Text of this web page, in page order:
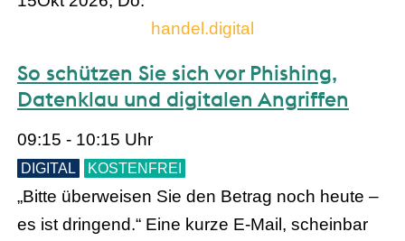
handel.digital
So schützen Sie sich vor Phishing,
Datenklau und digitalen Angriffen
09:15 - 10:15 Uhr
DIGITAL KOSTENFREI
„Bitte überweisen Sie den Betrag noch heute –
es ist dringend.“ Eine kurze E-Mail, scheinbar